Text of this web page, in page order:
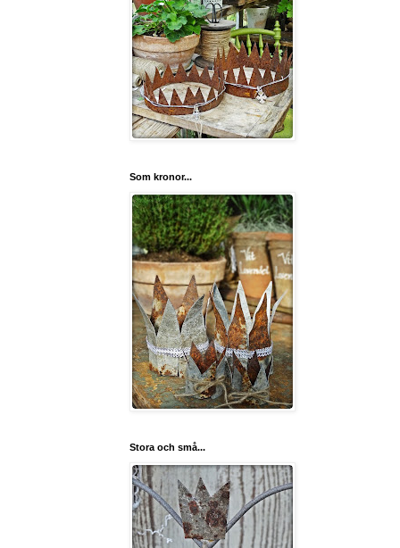
Som kronor...
Stora och små...